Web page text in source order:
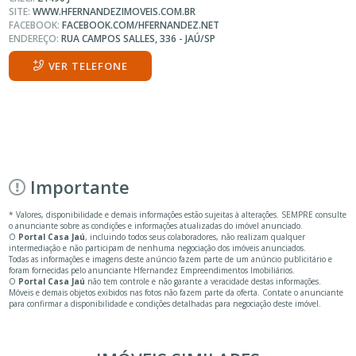
SITE:WWW.HFERNANDEZIMOVEIS.COM.BR
FACEBOOK:FACEBOOK.COM/HFERNANDEZ.NET
ENDEREÇO:RUA CAMPOS SALLES, 336 - JAÚ/SP
VER TELEFONE
Importante
* Valores, disponibilidade e demais informações estão sujeitas à alterações. SEMPRE consulte
o anunciante sobre as condições e informações atualizadas do imóvel anunciado.
O Portal Casa Jaú, incluindo todos seus colaboradores, não realizam qualquer
intermediação e não participam de nenhuma negociação dos imóveis anunciados.
Todas as informações e imagens deste anúncio fazem parte de um anúncio publicitário e
foram fornecidas pelo anunciante Hfernandez Empreendimentos Imobiliários.
O Portal Casa Jaú não tem controle e não garante a veracidade destas informações.
Móveis e demais objetos exibidos nas fotos não fazem parte da oferta. Contate o anunciante
para confirmar a disponibilidade e condições detalhadas para negociação deste imóvel.